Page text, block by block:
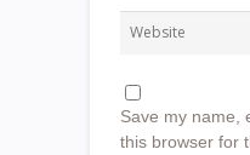
Save my name,
this browser for